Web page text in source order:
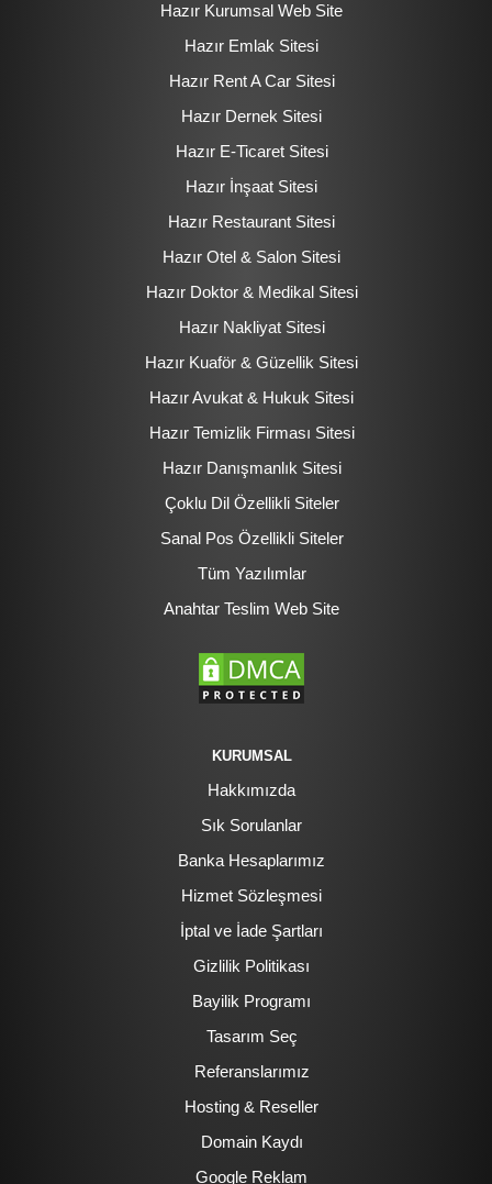
Hazır Kurumsal Web Site
Hazır Emlak Sitesi
Hazır Rent A Car Sitesi
Hazır Dernek Sitesi
Hazır E-Ticaret Sitesi
Hazır İnşaat Sitesi
Hazır Restaurant Sitesi
Hazır Otel & Salon Sitesi
Hazır Doktor & Medikal Sitesi
Hazır Nakliyat Sitesi
Hazır Kuaför & Güzellik Sitesi
Hazır Avukat & Hukuk Sitesi
Hazır Temizlik Firması Sitesi
Hazır Danışmanlık Sitesi
Çoklu Dil Özellikli Siteler
Sanal Pos Özellikli Siteler
Tüm Yazılımlar
Anahtar Teslim Web Site
KURUMSAL
Hakkımızda
Sık Sorulanlar
Banka Hesaplarımız
Hizmet Sözleşmesi
İptal ve İade Şartları
Gizlilik Politikası
Bayilik Programı
Tasarım Seç
Referanslarımız
Hosting & Reseller
Domain Kaydı
Google Reklam